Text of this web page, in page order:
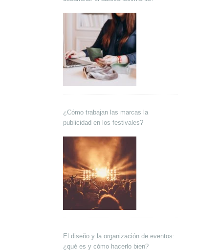
¿Cómo trabajan las marcas la
publicidad en los festivales?
El diseño y la organización de eventos:
¿qué es y cómo hacerlo bien?